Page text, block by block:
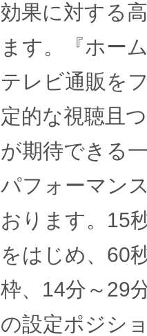
効果に対する
ます。『ホー
テレビ通販を
定的な視聴且
が期待できる
パフォーマン
おります。15
をはじめ、60
枠、14分～29
の設定ポジシ